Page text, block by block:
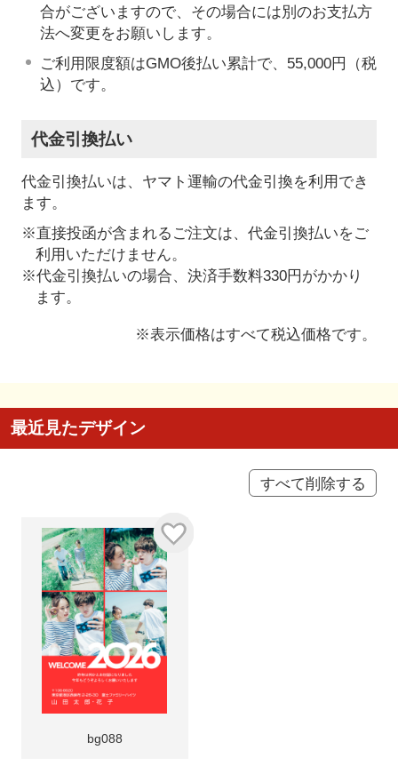
合がございますので、その場合には別のお支払方
法へ変更をお願いします。
ご利用限度額はGMO後払い累計で、55,000円（税
込）です。
代金引換払い
代金引換払いは、ヤマト運輸の代金引換を利用でき
ます。
※直接投函が含まれるご注文は、代金引換払いをご
利用いただけません。
※代金引換払いの場合、決済手数料330円がかかり
ます。
※表示価格はすべて税込価格です。
最近見たデザイン
すべて削除する
bg088